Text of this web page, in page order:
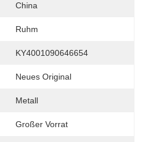
China
Ruhm
KY4001090646654
Neues Original
Metall
Großer Vorrat